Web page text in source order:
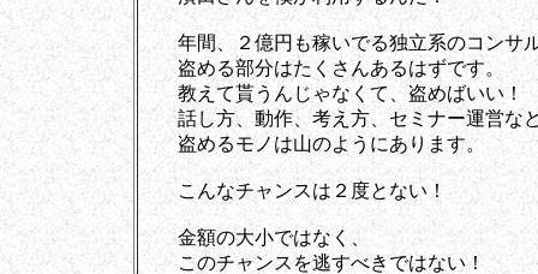
年間、２億円も稼いでる独立系のコンサ
盗める部分はたくさんあるはずです。
教えて貰うんじゃなくて、盗めばいい！
話し方、動作、考え方、セミナー運営な
盗めるモノは山のようにあります。
こんなチャンスは２度とない！
金額の大小ではなく、
このチャンスを逃すべきではない！